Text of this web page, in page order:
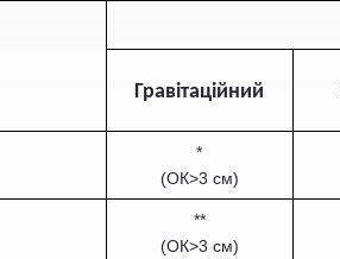
Гравітаційний
*
(ОК>3 см)
**
(ОК>3 см)